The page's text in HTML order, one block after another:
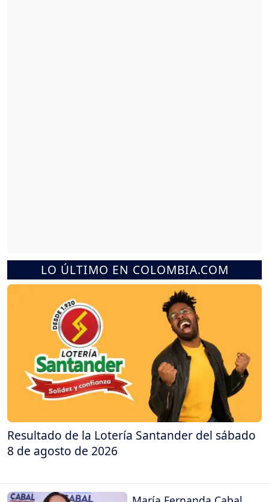
LO ÚLTIMO EN COLOMBIA.COM
Resultado de la Lotería Santander del sábado
8 de agosto de 2026